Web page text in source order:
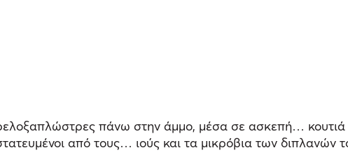
πάνω στην άμμο, μέσα σε ασκεπή…
από τους… ιούς και τα μικρόβια των διπλανών